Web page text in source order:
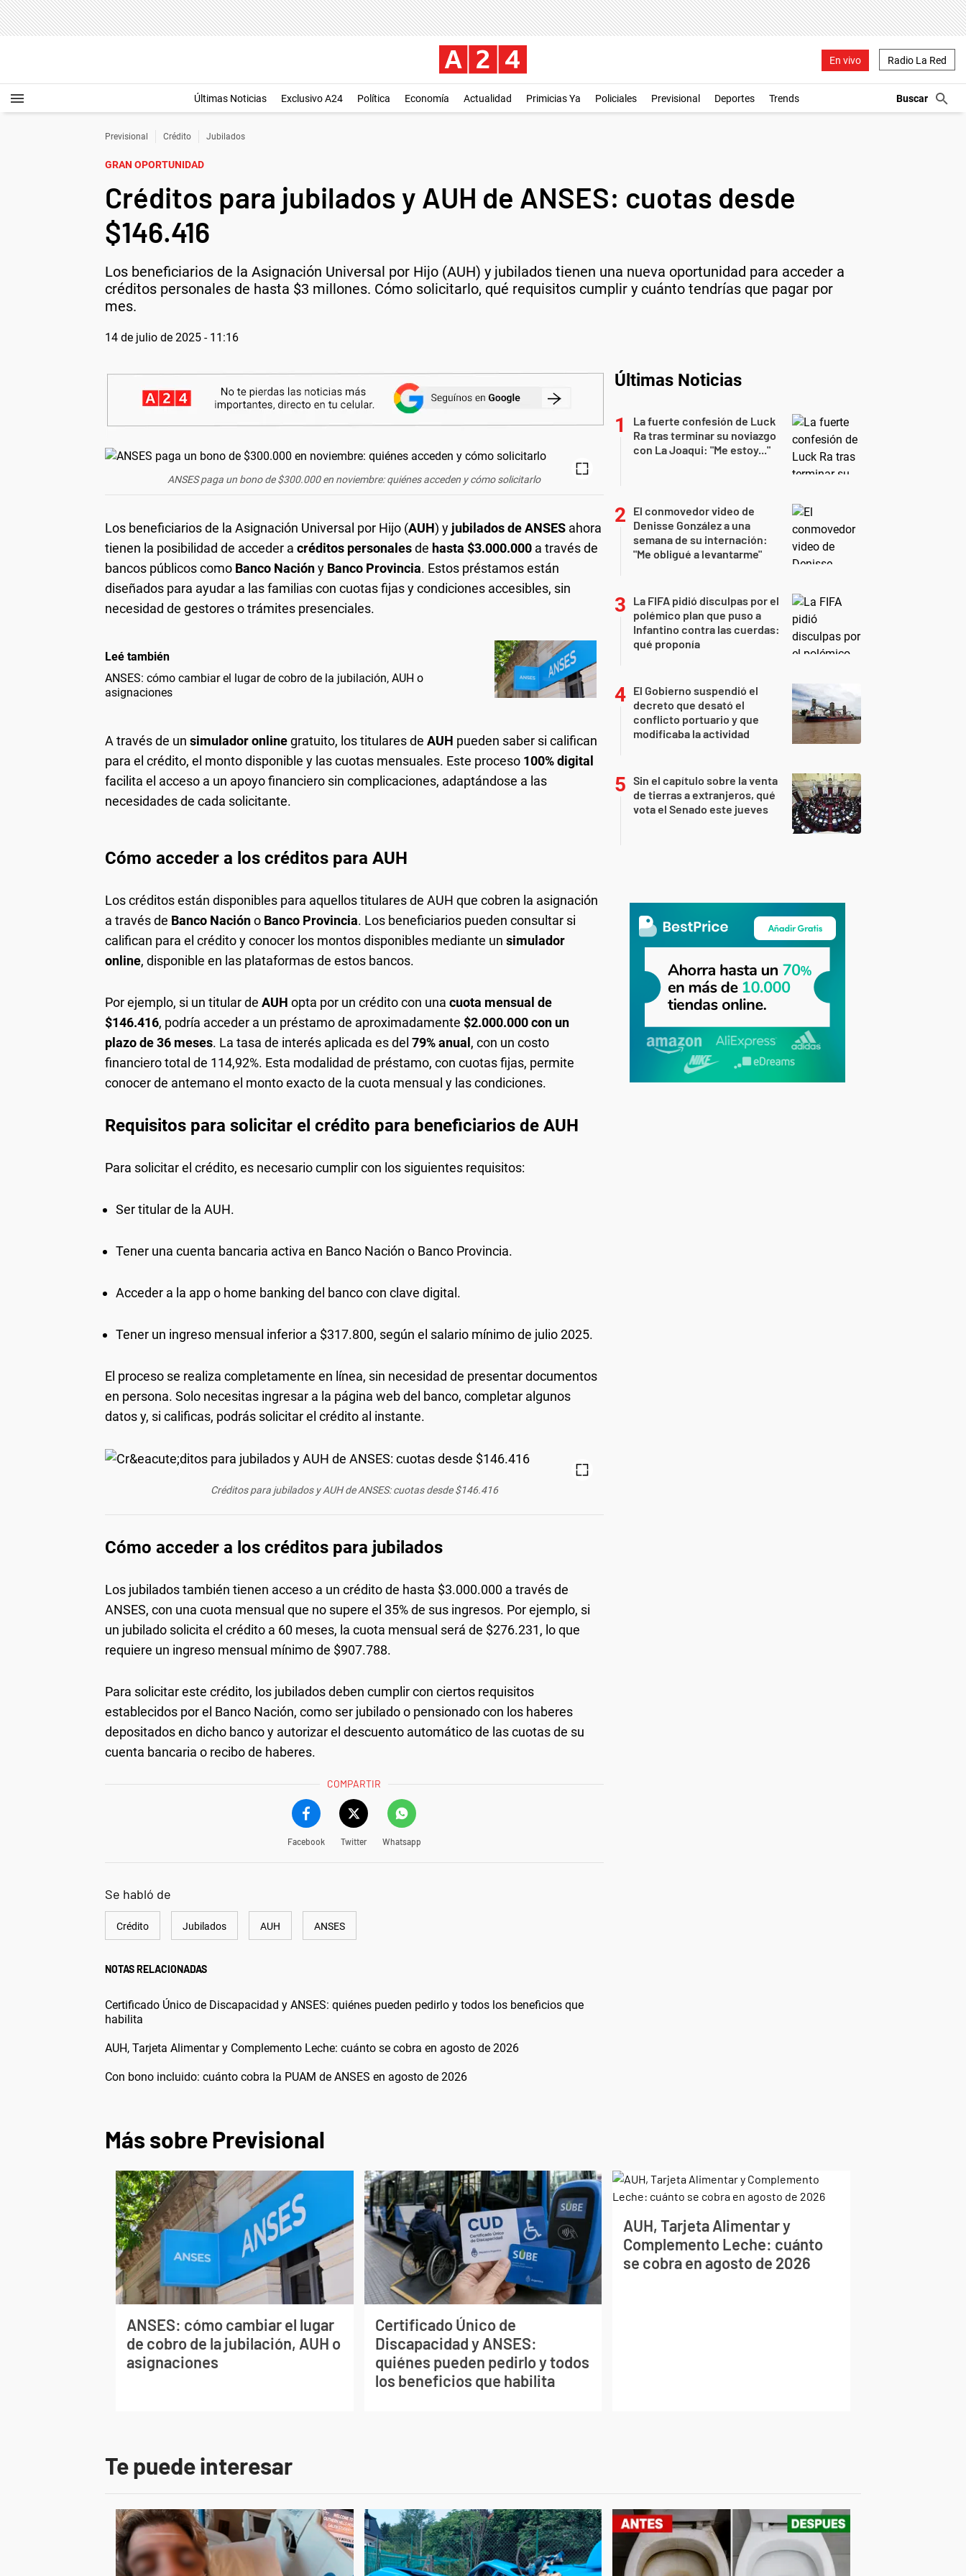
En vivo Radio La Red
Últimas Noticias Exclusivo A24 Política Economía Actualidad Primicias Ya Policiales Previsional Deportes Trends
Previsional Crédito Jubilados
GRAN OPORTUNIDAD
Créditos para jubilados y AUH de ANSES: cuotas desde
$146.416
Los beneficiarios de la Asignación Universal por Hijo (AUH) y jubilados tienen una nueva oportunidad para acceder a
créditos personales de hasta $3 millones. Cómo solicitarlo, qué requisitos cumplir y cuánto tendrías que pagar por
mes.
14 de julio de 2025 - 11:16
ANSES paga un bono de $300.000 en noviembre: quiénes acceden y cómo solicitarlo
Los beneficiarios de la Asignación Universal por Hijo (AUH) y jubilados de ANSES ahora
tienen la posibilidad de acceder a créditos personalesde hasta $3.000.000 a través de
bancos públicos como Banco Nacióny Banco Provincia. Estos préstamos están
diseñados para ayudar a las familias con cuotas fijas y condiciones accesibles, sin
necesidad de gestores o trámites presenciales.
Leé también
ANSES: cómo cambiar el lugar de cobro de la jubilación, AUH o
asignaciones
A través de un simulador onlinegratuito, los titulares de AUH pueden saber si califican
para el crédito, el monto disponible y las cuotas mensuales. Este proceso 100% digital
facilita el acceso a un apoyo financiero sin complicaciones, adaptándose a las
necesidades de cada solicitante.
Cómo acceder a los créditos para AUH
Los créditos están disponibles para aquellos titulares de AUH que cobren la asignación
a través de Banco Nacióno Banco Provincia. Los beneficiarios pueden consultar si
califican para el crédito y conocer los montos disponibles mediante un simulador
online, disponible en las plataformas de estos bancos.
Por ejemplo, si un titular de AUH opta por un crédito con una cuota mensual de
$146.416, podría acceder a un préstamo de aproximadamente $2.000.000 con un
plazo de 36 meses. La tasa de interés aplicada es del 79% anual, con un costo
financiero total de 114,92%. Esta modalidad de préstamo, con cuotas fijas, permite
conocer de antemano el monto exacto de la cuota mensual y las condiciones.
Requisitos para solicitar el crédito para beneficiarios de AUH
Para solicitar el crédito, es necesario cumplir con los siguientes requisitos:
Ser titular de la AUH.
Tener una cuenta bancaria activa en Banco Nación o Banco Provincia.
Acceder a la app o home banking del banco con clave digital.
Tener un ingreso mensual inferior a $317.800, según el salario mínimo de julio 2025.
El proceso se realiza completamente en línea, sin necesidad de presentar documentos
en persona. Solo necesitas ingresar a la página web del banco, completar algunos
datos y, si calificas, podrás solicitar el crédito al instante.
Créditos para jubilados y AUH de ANSES: cuotas desde $146.416
Cómo acceder a los créditos para jubilados
Los jubilados también tienen acceso a un crédito de hasta $3.000.000 a través de
ANSES, con una cuota mensual que no supere el 35% de sus ingresos. Por ejemplo, si
un jubilado solicita el crédito a 60 meses, la cuota mensual será de $276.231, lo que
requiere un ingreso mensual mínimo de $907.788.
Para solicitar este crédito, los jubilados deben cumplir con ciertos requisitos
establecidos por el Banco Nación, como ser jubilado o pensionado con los haberes
depositados en dicho banco y autorizar el descuento automático de las cuotas de su
cuenta bancaria o recibo de haberes.
COMPARTIR
Facebook Twitter Whatsapp
Se habló de
Crédito Jubilados AUH ANSES
NOTAS RELACIONADAS
Certificado Único de Discapacidad y ANSES: quiénes pueden pedirlo y todos los beneficios que
habilita
AUH, Tarjeta Alimentar y Complemento Leche: cuánto se cobra en agosto de 2026
Con bono incluido: cuánto cobra la PUAM de ANSES en agosto de 2026
Últimas Noticias
La fuerte confesión de Luck
Ra tras terminar su noviazgo
con La Joaqui: "Me estoy..."
El conmovedor video de
Denisse González a una
semana de su internación:
"Me obligué a levantarme"
La FIFA pidió disculpas por el
polémico plan que puso a
Infantino contra las cuerdas:
qué proponía
El Gobierno suspendió el
decreto que desató el
conflicto portuario y que
modificaba la actividad
Sin el capítulo sobre la venta
de tierras a extranjeros, qué
vota el Senado este jueves
Más sobre Previsional
ANSES: cómo cambiar el lugar
de cobro de la jubilación, AUH o
asignaciones
Certificado Único de
Discapacidad y ANSES:
quiénes pueden pedirlo y todos
los beneficios que habilita
AUH, Tarjeta Alimentar y
Complemento Leche: cuánto
se cobra en agosto de 2026
Te puede interesar